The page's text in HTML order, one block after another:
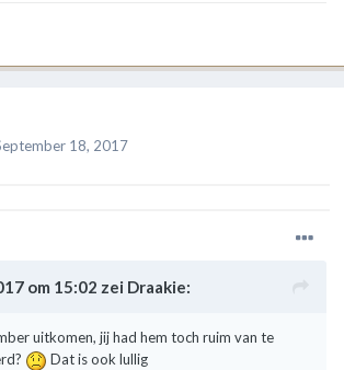
18, 2017
om 15:02 zei Draakie:
uitkomen, jij had hem toch ruim van te
Dat is ook lullig